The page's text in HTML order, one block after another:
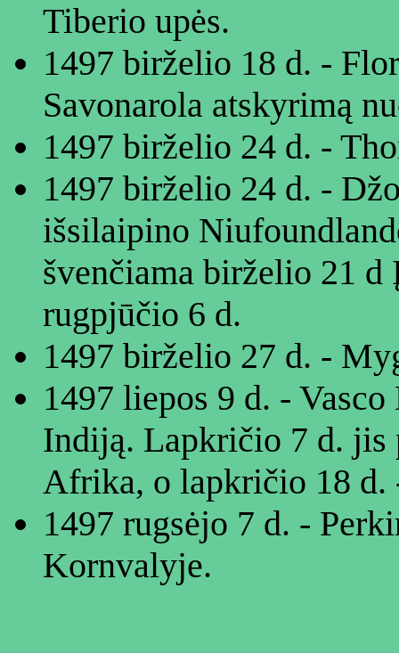
Tiberio upės.
1497 birželio 18 d. -
Savonarola atskyrimą
1497 birželio 24 d. -
1497 birželio 24 d. -
išsilaipino
švenčiama birželio 21
rugpjūčio 6 d.
1497 birželio 27 d. -
1497 liepos 9 d. -
Indiją. Lapkričio 7 d. jis
Afrika, o lapkričio 18 d.
1497 rugsėjo 7 d. -
Kornvalyje.